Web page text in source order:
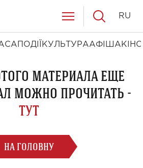
ПОДІЇ КУЛЬТУРААФІША КІНО
RU
МАТЕРИАЛА ЕЩЕ
МОЖНО ПРОЧИТАТЬ -
ТУТ
НА ГОЛОВНУ